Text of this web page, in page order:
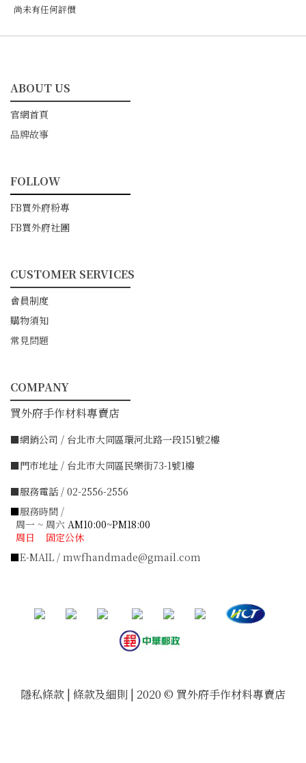
尚未有任何評價
ABOUT US
━━━━━━━━━━━
官網首頁
品牌故事
FOLLOW
━━━━━━━━━━━
FB買外府粉專
FB買外府社團
CUSTOMER SERVICES
━━━━━━━━━━━
會員制度
購物須知
常見問題
COMPANY
━━━━━━━━━━━
買外府手作材料專賣店
■網銷公司 / 台北市大同區環河北路一段151號2樓
■門市地址 / 台北市大同區民樂街73-1號1樓
■服務電話 / 02-2556-2556
■服務時間 /
周一 ~ 周六 AM10:00~PM18:00
周日 固定公休
■E-MAIL / mwfhandmade@gmail.com
隱私條款 | 條款及細則 | 2020 © 買外府手作材料專賣店